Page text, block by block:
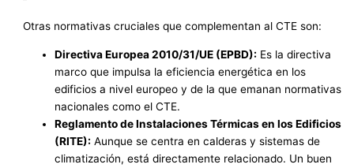
Otras normativas cruciales que complementan al CTE son:
Directiva Europea 2010/31/UE (EPBD): Es la directiva
marco que impulsa la eficiencia energética en los
edificios a nivel europeo y de la que emanan normativas
nacionales como el CTE.
Reglamento de Instalaciones Térmicas en los Edificios
(RITE): Aunque se centra en calderas y sistemas de
climatización, está directamente relacionado. Un buen